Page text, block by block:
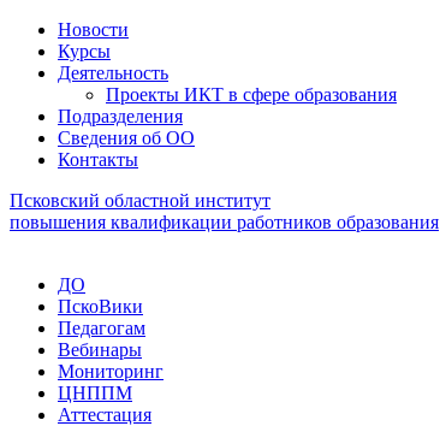
Новости
Курсы
Деятельность
Проекты ИКТ в сфере образования
Подразделения
Сведения об ОО
Контакты
Псковский областной институт
повышения квалификации работников образования
ДО
ПскоВики
Педагогам
Вебинары
Мониторинг
ЦНППМ
Аттестация